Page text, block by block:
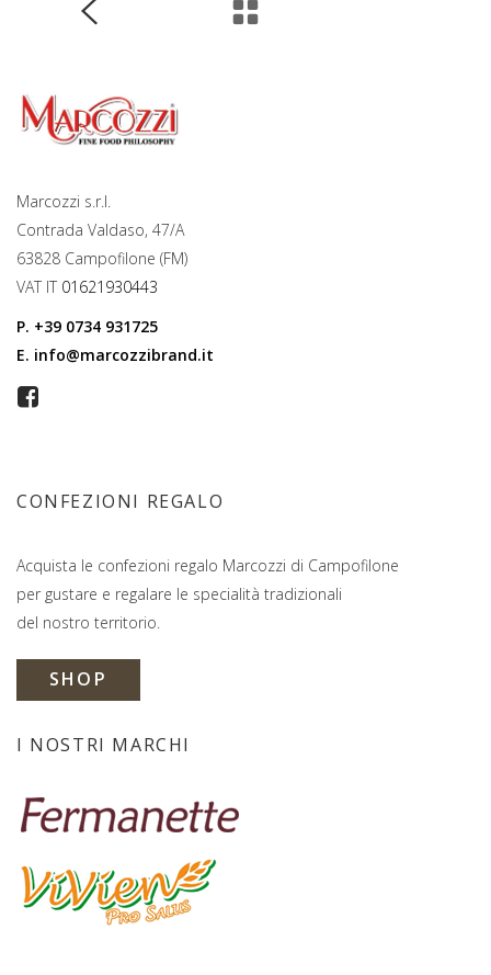
Marcozzi s.r.l.
Contrada Valdaso, 47/A
63828 Campofilone (FM)
VAT IT 01621930443
P. +39 0734 931725
E. info@marcozzibrand.it
CONFEZIONI REGALO
Acquista le confezioni regalo Marcozzi di Campofilone
per gustare e regalare le specialità tradizionali
del nostro territorio.
SHOP
I NOSTRI MARCHI